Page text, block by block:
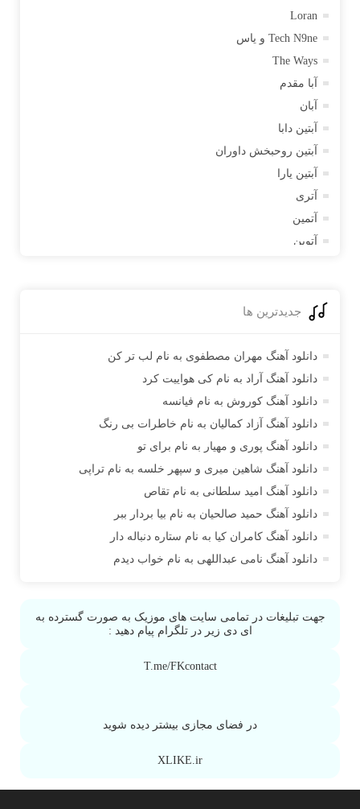
Loran
Tech N9ne و یاس
The Ways
آبا مقدم
آبان
آبتین دابا
آبتین روحبخش داوران
آبتین یارا
آتری
آتمین
آتوین
آدوین
آدینه
آراد
آراد شاک
آراد عباسی
آراز
آراز آرا
آراز المان
آراز نصیری
آراکو
آراکوم
آران براتی و ایمان حمیدی
جدیدترین ها
دانلود آهنگ مهران مصطفوی به نام لب تر کن
دانلود آهنگ آراد به نام کی هواییت کرد
دانلود آهنگ کوروش به نام فیانسه
دانلود آهنگ آزاد کمالیان به نام خاطرات بی رنگ
دانلود آهنگ پوری و مهیار به نام برای تو
دانلود آهنگ شاهین میری و سپهر خلسه به نام تراپی
دانلود آهنگ امید سلطانی به نام تقاص
دانلود آهنگ حمید صالحیان به نام بیا بردار ببر
دانلود آهنگ کامران کیا به نام ستاره دنباله دار
دانلود آهنگ نامی عبداللهی به نام خواب دیدم
جهت تبلیغات در تمامی سایت های موزیک به صورت گسترده به
ای دی زیر در تلگرام پیام دهید :
T.me/FKcontact
در فضای مجازی بیشتر دیده شوید
XLIKE.ir